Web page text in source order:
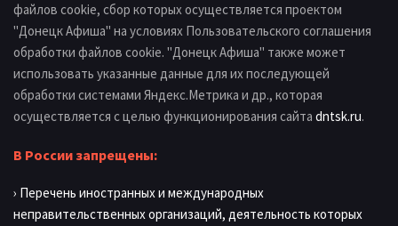
файлов cookie, сбор которых осуществляется проектом
"Донецк Афиша" на условиях Пользовательского соглашения
обработки файлов cookie. "Донецк Афиша" также может
использовать указанные данные для их последующей
обработки системами Яндекс.Метрика и др., которая
осуществляется с целью функционирования сайта dntsk.ru.
В России запрещены:
› Перечень иностранных и международных
неправительственных организаций, деятельность которых